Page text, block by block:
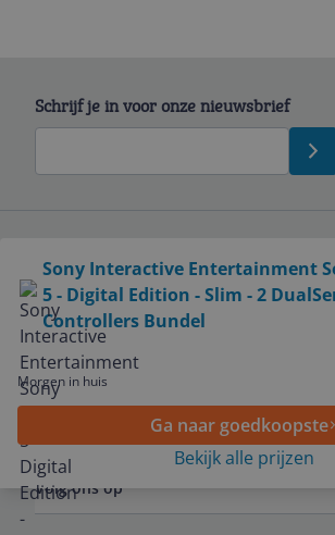
Sony Interactive Entertainment
5 - Digital Edition - Slim - 2
Controllers Bundel
Morgen in huis
Ga naar goedkoopste
Bekijk alle prijzen
Schrijf je in voor onze nieuwsbrief
Service
Algemeen
Volg ons op